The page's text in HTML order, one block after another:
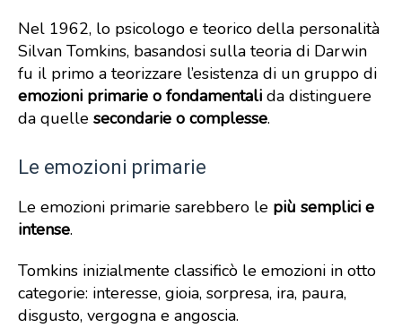
Nel 1962, lo psicologo e teorico della personalità
Silvan Tomkins, basandosi sulla teoria di Darwin
fu il primo a teorizzare l’esistenza di un gruppo di
emozioni primarie o fondamentali da distinguere
da quelle secondarie o complesse.
Le emozioni primarie
Le emozioni primarie sarebbero le più semplici e
intense.
Tomkins inizialmente classificò le emozioni in otto
categorie: interesse, gioia, sorpresa, ira, paura,
disgusto, vergogna e angoscia.